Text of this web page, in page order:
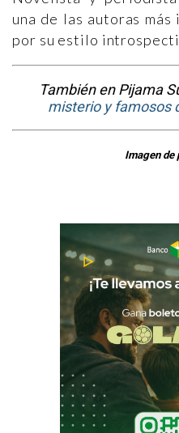
una de las autoras
por su estilo
También en Pijama
misterio y famosos
Imagen de